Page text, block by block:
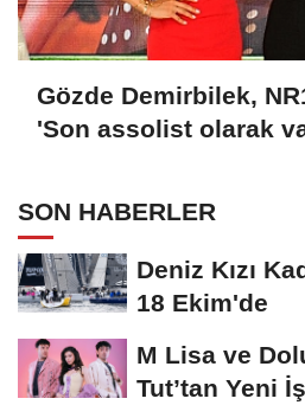
Gözde Demirbilek,
'Son assolist olarak
SON HABERLER
Deniz Kızı
18 Ekim'de
M Lisa ve
Tut’tan Yeni